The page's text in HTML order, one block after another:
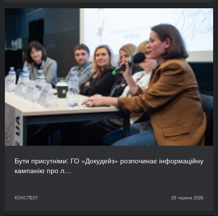
Бути присутніми: ГО «Докудейз» розпочинає інформаційну
кампанію про л…
КОНСПЕКТ 29 червня 2026